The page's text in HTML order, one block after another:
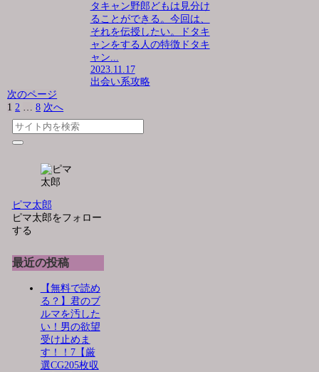
タキャン野郎どもは見分け
ることができる。今回は、
それを伝授したい。ドタキ
ャンをする人の特徴ドタキ
ャン...
2023.11.17
出会い系攻略
次のページ
1 2 … 8 次へ
ピマ太郎
ピマ太郎をフォロー
する
最近の投稿
【無料で読め
る？】君のブ
ルマを汚した
い！男の欲望
受け止めま
す！！7【厳
選CG205枚収